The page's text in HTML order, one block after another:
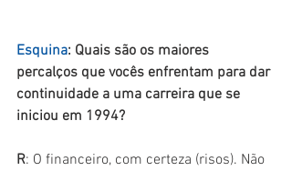
Esquina: Quais são os maiores
percalços que vocês enfrentam para dar
continuidade a uma carreira que se
iniciou em 1994?
R: O financeiro, com certeza (risos). Não